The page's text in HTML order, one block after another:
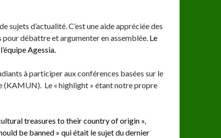
d’actualité. C’est une aide appréciée des
débattre et argumenter en assemblée. Le
l’équipe Agessia.
à participer aux conférences basées sur le
(KAMUN). Le « highlight » étant notre propre
treasures to their country of origin »,
be banned » qui était le sujet du dernier